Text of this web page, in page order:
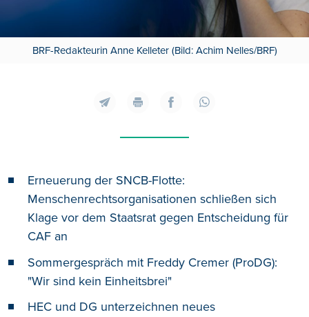
BRF-Redakteurin Anne Kelleter (Bild: Achim Nelles/BRF)
Erneuerung der SNCB-Flotte:
Menschenrechtsorganisationen schließen sich
Klage vor dem Staatsrat gegen Entscheidung für
CAF an
Sommergespräch mit Freddy Cremer (ProDG):
"Wir sind kein Einheitsbrei"
HEC und DG unterzeichnen neues